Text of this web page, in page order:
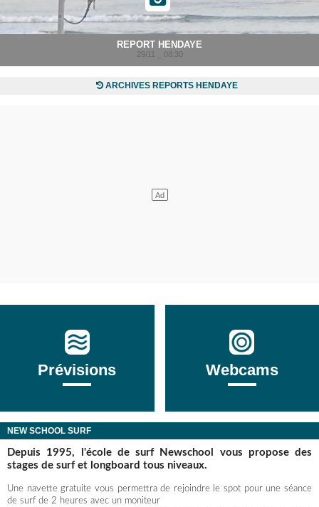
REPORT HENDAYE
29/11 _ 08:30
ARCHIVES REPORTS HENDAYE
Prévisions Webcams
NEW SCHOOL SURF
Depuis 1995, l'école de surf Newschool vous propose des
stages de surf et longboard tous niveaux.
Une navette gratuite vous permettra de rejoindre le spot pour une séance
de surf de 2 heures avec un moniteur